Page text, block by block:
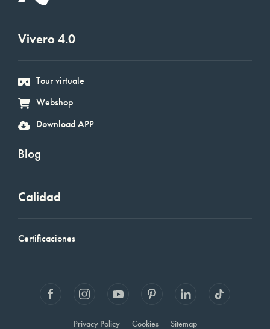
Vivero 4.0
Tour virtuale
Webshop
Download APP
Blog
Calidad
Certificaciones
Privacy Policy Cookies Sitemap